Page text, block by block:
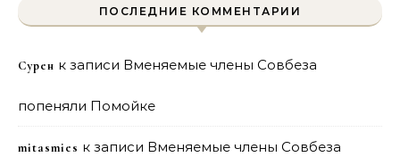
ПОСЛЕДНИЕ КОММЕНТАРИИ
Сурен к записи Вменяемые члены Совбеза
попеняли Помойке
mitasmies к записи Вменяемые члены Совбеза